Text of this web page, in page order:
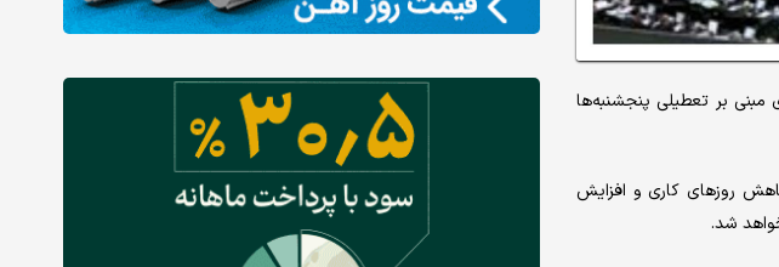
۸۷ قانون مدیریت خدمات کشوری مبنی بر تعطیلی پنجشنبه‌ها
خدمات کشوری مبنی بر کاهش روزهای کاری و افزایش
شد.